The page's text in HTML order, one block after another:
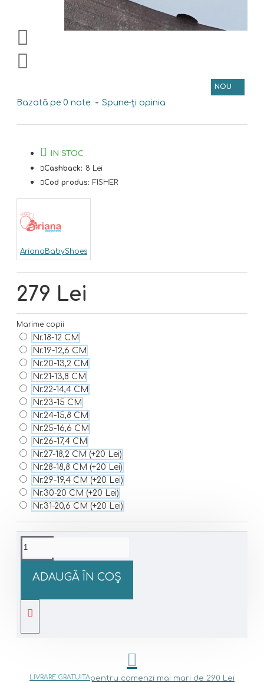
NOU
Bazată pe 0 note. - Spune-ţi opinia
279 Lei
IN STOC
Cashback: 8 Lei
Cod produs: FISHER
ArianaBabyShoes
Marime copii
Nr.18-12 CM
Nr.19-12,6 CM
Nr.20-13,2 CM
Nr.21-13,8 CM
Nr.22-14,4 CM
Nr.23-15 CM
Nr.24-15,8 CM
Nr.25-16,6 CM
Nr.26-17,4 CM
Nr.27-18,2 CM (+20 Lei)
Nr.28-18,8 CM (+20 Lei)
Nr.29-19,4 CM (+20 Lei)
Nr.30-20 CM (+20 Lei)
Nr.31-20,6 CM (+20 Lei)
ADAUGĂ ÎN COŞ
LIVRARE GRATUITApentru comenzi mai mari de 290 Lei